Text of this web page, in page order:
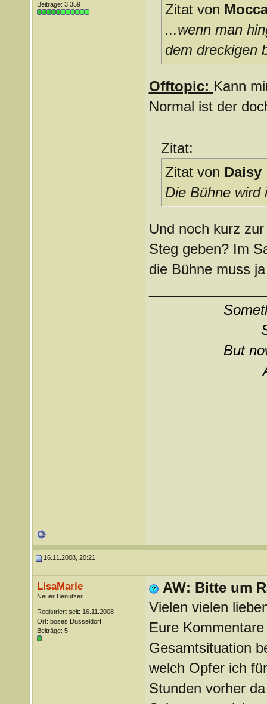
Beiträge: 3.359
Zitat von
...wenn man
dem dreckigen
Offtopic: Kann
Normal ist der
Zitat:
Zitat von Daisy
Die Bühne wird
Und noch kurz
Steg geben? Im
die Bühne muss
But
16.11.2008, 20:21
LisaMarie
Neuer Benutzer
Registriert seit: 16.11.2008
Ort: böses Düsseldorf
Beiträge: 5
AW: Bitte um
Vielen vielen
Eure
Gesamtsituation
welch Opfer ich
Stunden vorher